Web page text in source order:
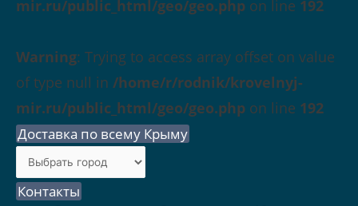
mir.ru/public_html/geo/geo.php on line 192
Warning: Trying to access array offset on value
of type null in /home/r/rodnik/krovelnyj-
mir.ru/public_html/geo/geo.php on line 192
Доставка по всему Крыму
Контакты